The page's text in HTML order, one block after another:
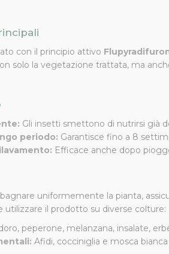
con il principio attivo
solo la vegetazione trattata, ma
Gli insetti smettono di nutrirsi già
periodo: Garantisce fino a 8
Efficace anche dopo
uniformemente la pianta,
utilizzare il prodotto su diverse colture:
peperone, melanzana, insalate,
Afidi, cocciniglia e mosca bianca